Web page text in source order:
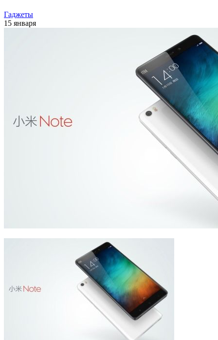
Гаджеты
15 января